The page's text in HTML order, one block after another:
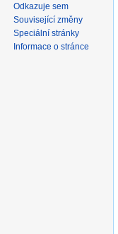
Odkazuje sem
Související změny
Speciální stránky
Informace o stránce